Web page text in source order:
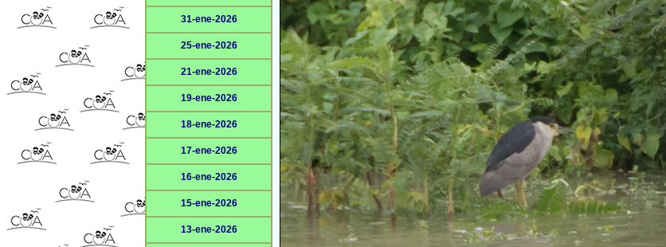
31-ene-2026
25-ene-2026
21-ene-2026
19-ene-2026
18-ene-2026
17-ene-2026
16-ene-2026
15-ene-2026
13-ene-2026